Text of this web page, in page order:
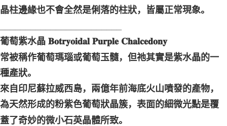
晶柱邊緣也不會全然是俐落的柱狀，皆屬正常現象。
葡萄紫水晶 𝐁𝐨𝐭𝐫𝐲𝐨𝐢𝐝𝐚𝐥 𝐏𝐮𝐫𝐩𝐥𝐞 𝐂𝐡𝐚𝐥𝐜𝐞𝐝𝐨𝐧𝐲
常被稱作葡萄瑪瑙或葡萄玉髓，但祂其實是紫水晶的一
種產狀。
來自印尼蘇拉威西島，兩億年前海底火山噴發的產物，
為天然形成的粉紫色葡萄狀晶簇，表面的細微光點是覆
蓋了奇妙的微小石英晶體所致。